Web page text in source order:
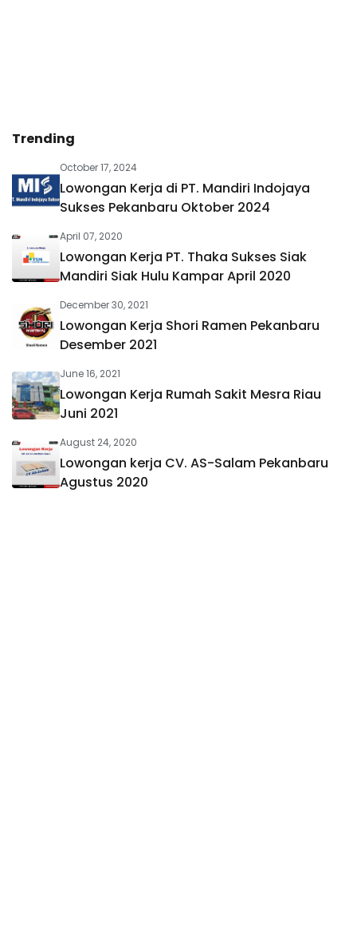
Trending
October 17, 2024
Lowongan Kerja di PT. Mandiri Indojaya
Sukses Pekanbaru Oktober 2024
April 07, 2020
Lowongan Kerja PT. Thaka Sukses Siak
Mandiri Siak Hulu Kampar April 2020
December 30, 2021
Lowongan Kerja Shori Ramen Pekanbaru
Desember 2021
June 16, 2021
Lowongan Kerja Rumah Sakit Mesra Riau
Juni 2021
August 24, 2020
Lowongan kerja CV. AS-Salam Pekanbaru
Agustus 2020